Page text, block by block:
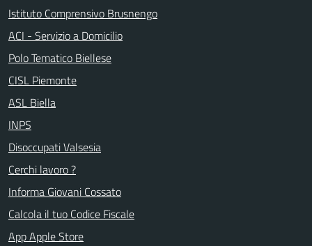
Istituto Comprensivo Brusnengo
ACI - Servizio a Domicilio
Polo Tematico Biellese
CISL Piemonte
ASL Biella
INPS
Disoccupati Valsesia
Cerchi lavoro ?
Informa Giovani Cossato
Calcola il tuo Codice Fiscale
App Apple Store